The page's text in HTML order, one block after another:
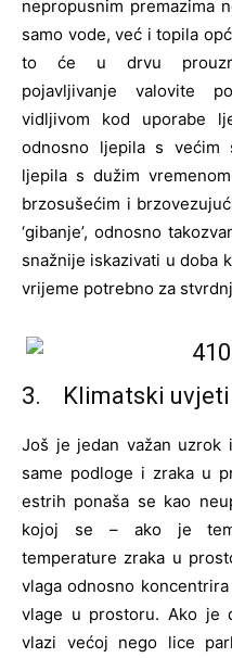
nepropusnim premazima
samo vode, već i topila
to će u drvu
pojavljivanje valovite
vidljivom kod uporabe
odnosno ljepila s većim
ljepila s dužim
brzosušećim i
‘gibanje’, odnosno
snažnije iskazivati u doba
vrijeme potrebno za
3. Klimatski uvjeti
Još je jedan važan uzrok
same podloge i zraka u
estrih ponaša se kao
kojoj se – ako je
temperature zraka u
vlaga odnosno
vlage u prostoru. Ako je
vlazi većoj nego lice